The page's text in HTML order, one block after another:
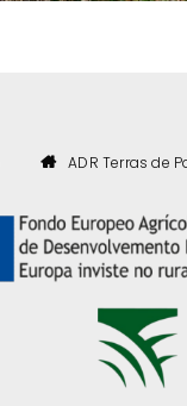
ADR Terras de